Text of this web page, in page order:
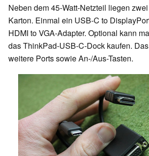
Neben dem 45-Watt-Netzteil liegen
Karton. Einmal ein USB-C to
HDMI to VGA-Adapter. Optional kann
das ThinkPad-USB-C-Dock kaufen.
weitere Ports sowie An-/Aus-Tasten.